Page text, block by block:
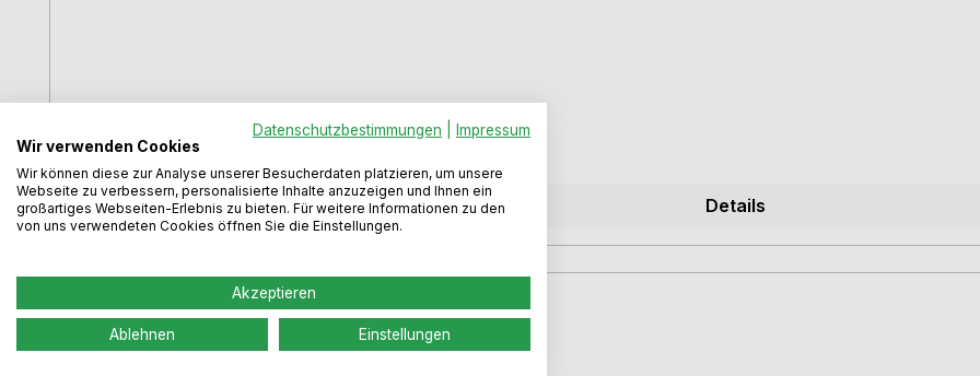
Preise inkl. MwSt. zzgl. Versandkosten
Details
Datenschutzbestimmungen
Impressum
Wir verwenden Cookies
Wir können diese zur Analyse unserer Besucherdaten platzieren, um unsere
Webseite zu verbessern, personalisierte Inhalte anzuzeigen und Ihnen ein
großartiges Webseiten-Erlebnis zu bieten. Für weitere Informationen zu den
von uns verwendeten Cookies öffnen Sie die Einstellungen.
Akzeptieren
Ablehnen Einstellungen